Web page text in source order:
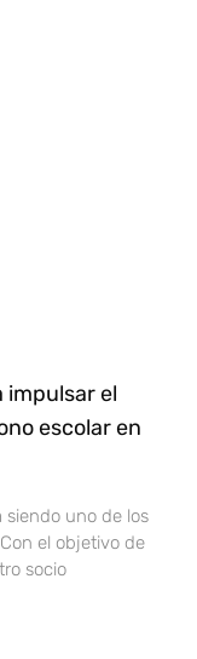
impulsar el
escolar en
uno de los
el objetivo de
socio